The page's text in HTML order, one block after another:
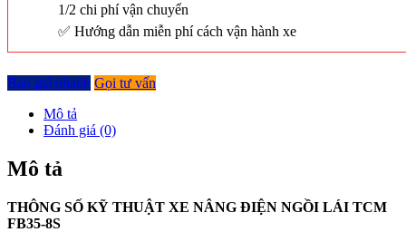
1/2 chi phí vận chuyển
Hướng dẫn miễn phí cách vận hành xe
Báo giá nhanh Gọi tư vấn
Mô tả
Đánh giá (0)
Mô tả
THÔNG SỐ KỸ THUẬT XE NÂNG ĐIỆN NGỒI LÁI TCM
FB35-8S